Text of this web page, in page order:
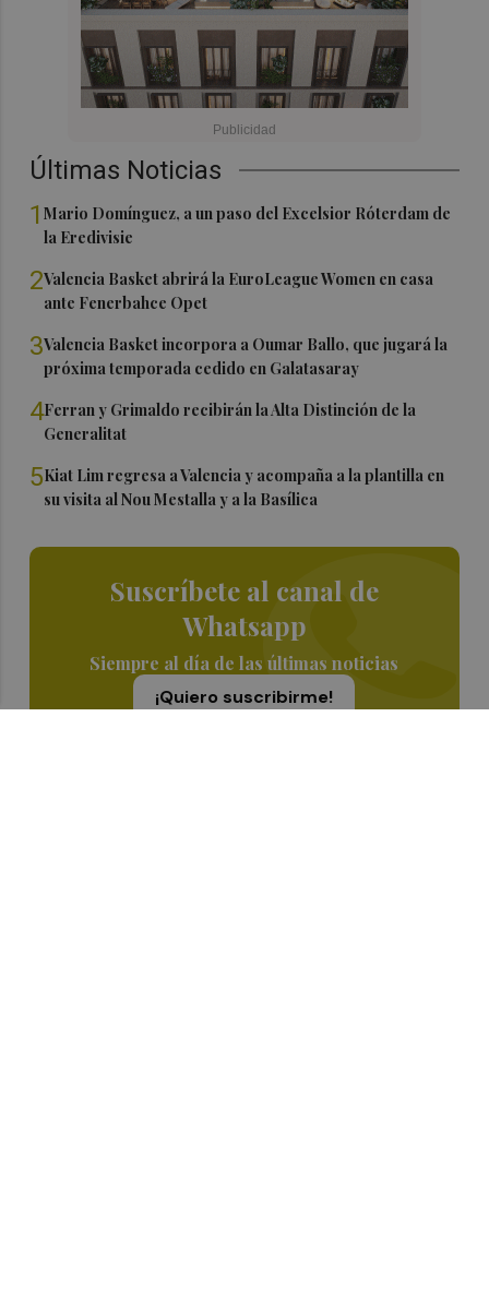
Últimas Noticias
1Mario Domínguez, a un paso del Excelsior Róterdam de
la Eredivisie
2Valencia Basket abrirá la EuroLeague Women en casa
ante Fenerbahce Opet
3Valencia Basket incorpora a Oumar Ballo, que jugará la
próxima temporada cedido en Galatasaray
4Ferran y Grimaldo recibirán la Alta Distinción de la
Generalitat
5Kiat Lim regresa a Valencia y acompaña a la plantilla en
su visita al Nou Mestalla y a la Basílica
Suscríbete al canal de
Whatsapp
Siempre al día de las últimas noticias
¡Quiero suscribirme!